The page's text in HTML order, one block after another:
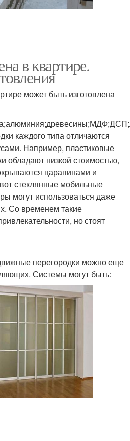
в квартире.
может быть изготовлена
каждого типа отличаются
Например, пластиковые
обладают низкой стоимостью,
царапинами и
стеклянные мобильные
могут использоваться даже
Со временем такие
но стоят
перегородки можно еще
Системы могут быть: